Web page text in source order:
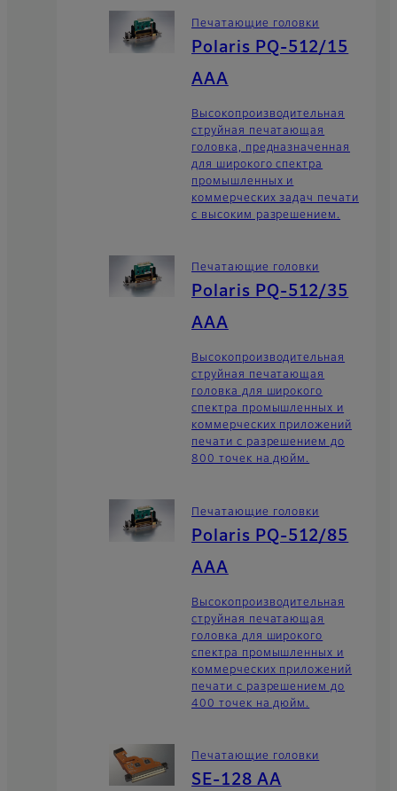
Печатающие головки
Polaris PQ-512/15
AAA
Высокопроизводительная
струйная печатающая
головка, предназначенная
для широкого спектра
промышленных и
коммерческих задач печати
с высоким разрешением.
Печатающие головки
Polaris PQ-512/35
AAA
Высокопроизводительная
струйная печатающая
головка для широкого
спектра промышленных и
коммерческих приложений
печати с разрешением до
800 точек на дюйм.
Печатающие головки
Polaris PQ-512/85
AAA
Высокопроизводительная
струйная печатающая
головка для широкого
спектра промышленных и
коммерческих приложений
печати с разрешением до
400 точек на дюйм.
Печатающие головки
SE-128 AA